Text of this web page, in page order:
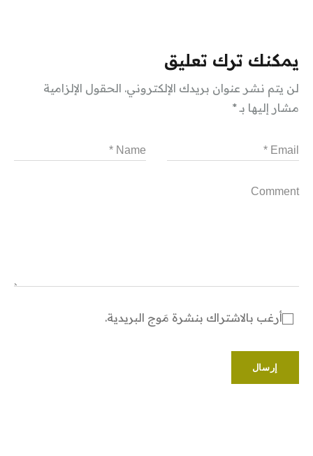
يمكنك ترك تعليق
لن يتم نشر عنوان بريدك الإلكتروني. الحقول الإلزامية
مشار إليها بـ*
أرغب بالاشتراك بنشرة مَوج البريدية.